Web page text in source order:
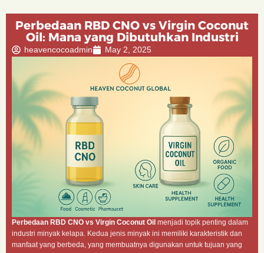
Perbedaan RBD CNO vs Virgin Coconut
Oil: Mana yang Dibutuhkan Industri
heavencocoadmin May 2, 2025
Perbedaan RBD CNO vs Virgin Coconut Oil menjadi topik penting dalam
industri minyak kelapa. Kedua jenis minyak ini memiliki karakteristik dan
manfaat yang berbeda, yang membuatnya digunakan untuk tujuan yang